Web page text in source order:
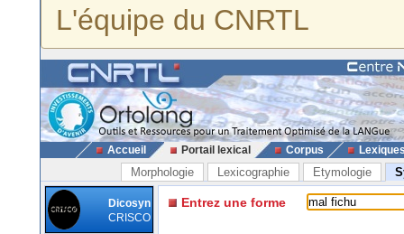
L'équipe du CNRTL
Accueil Portail lexical Corpus
Morphologie Lexicographie Etymologie
Dicosyn
CRISCO
Entrez une forme